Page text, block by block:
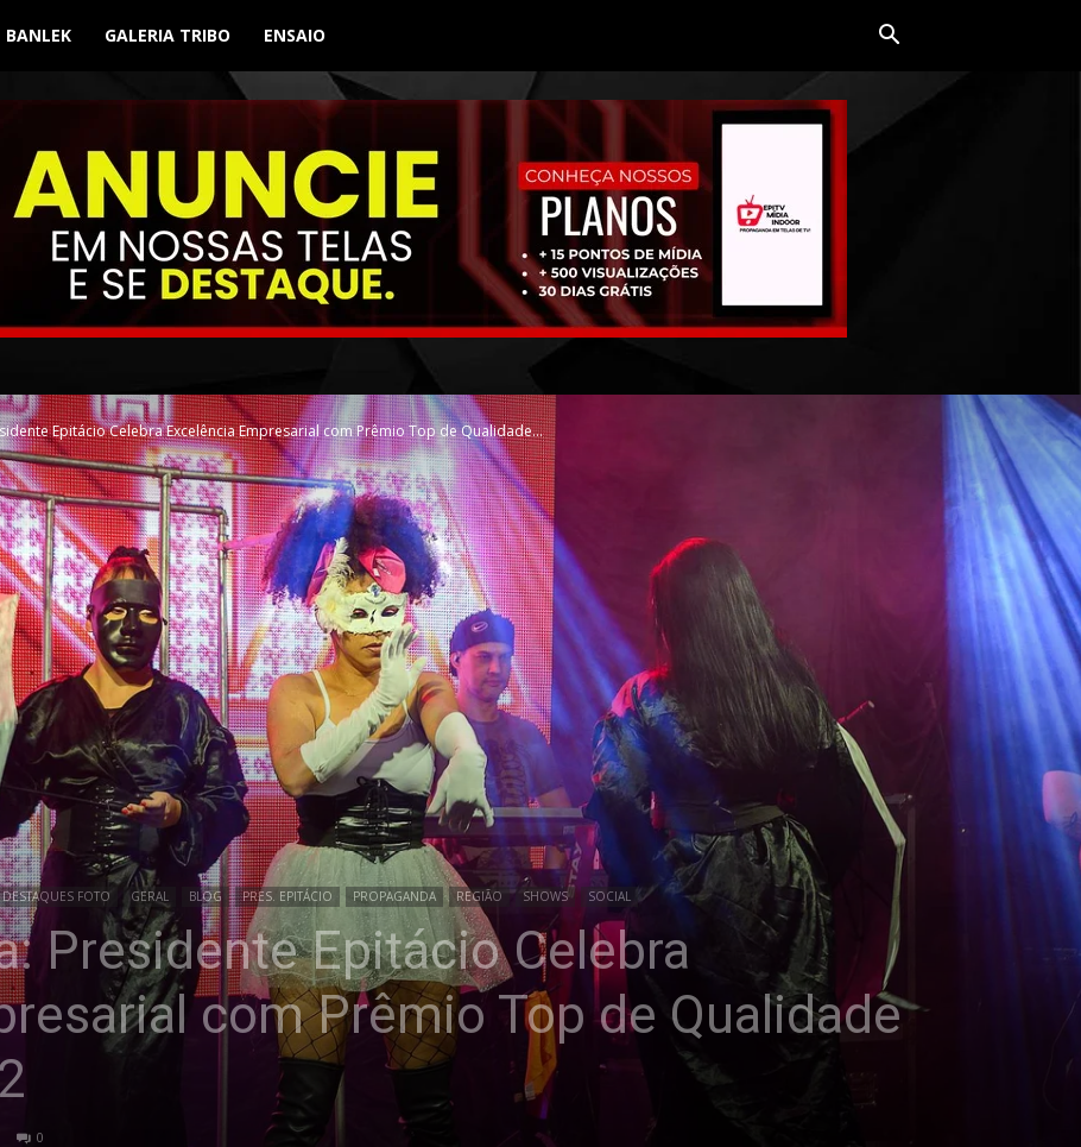
BANLEK GALERIA TRIBO ENSAIO
Epitácio Celebra Excelência Empresarial com Prêmio Top de Qualidade...
DESTAQUES FOTO GERAL BLOG PRES. EPITÁCIO PROPAGANDA REGIÃO SHOWS SOCIAL
Presidente Epitácio Celebra
com Prêmio Top de Qualidade
0